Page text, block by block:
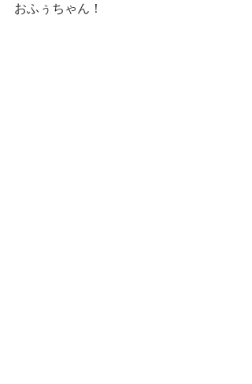
おふぅちゃん！